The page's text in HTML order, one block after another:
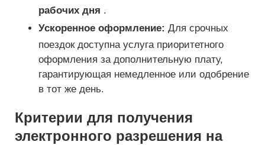
рабочих дня .
Ускоренное оформление: Для срочных
поездок доступна услуга приоритетного
оформления за дополнительную плату,
гарантирующая немедленное или одобрение
в тот же день.
Критерии для получения
электронного разрешения на